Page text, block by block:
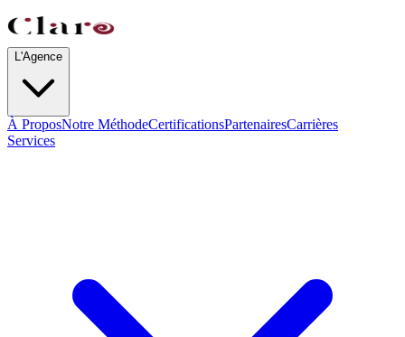
L'Agence
À ProposNotre MéthodeCertificationsPartenairesCarrières
Services